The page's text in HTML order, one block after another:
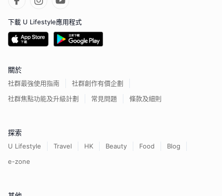
下載 U Lifestyle應用程式
關於
社群最強使用指南
社群創作有價企劃
社群焦點功能及升級計劃
常見問題 條款及細則
探索
U Lifestyle Travel HK Beauty Food
Blog
e-zone